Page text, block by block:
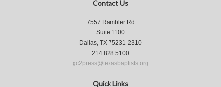
Contact Us
7557 Rambler Rd
Suite 1100
Dallas, TX 75231-2310
214.828.5100
gc2press@texasbaptists.org
Quick Links